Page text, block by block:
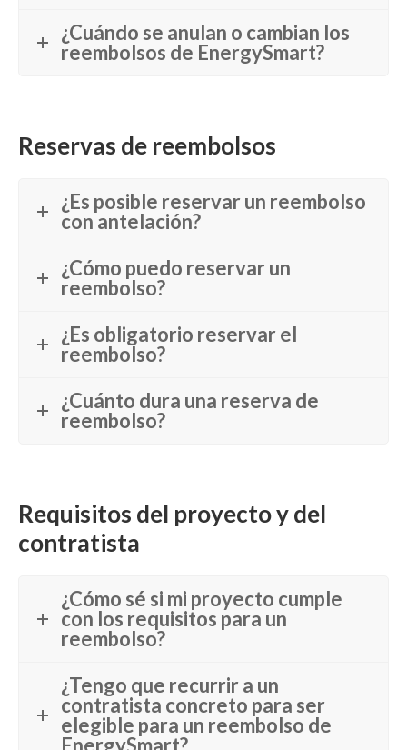
¿Cuándo se anulan o cambian los
reembolsos de EnergySmart?
Reservas de reembolsos
¿Es posible reservar un reembolso
con antelación?
¿Cómo puedo reservar un
reembolso?
¿Es obligatorio reservar el
reembolso?
¿Cuánto dura una reserva de
reembolso?
Requisitos del proyecto y del
contratista
¿Cómo sé si mi proyecto cumple
con los requisitos para un
reembolso?
¿Tengo que recurrir a un
contratista concreto para ser
elegible para un reembolso de
EnergySmart?